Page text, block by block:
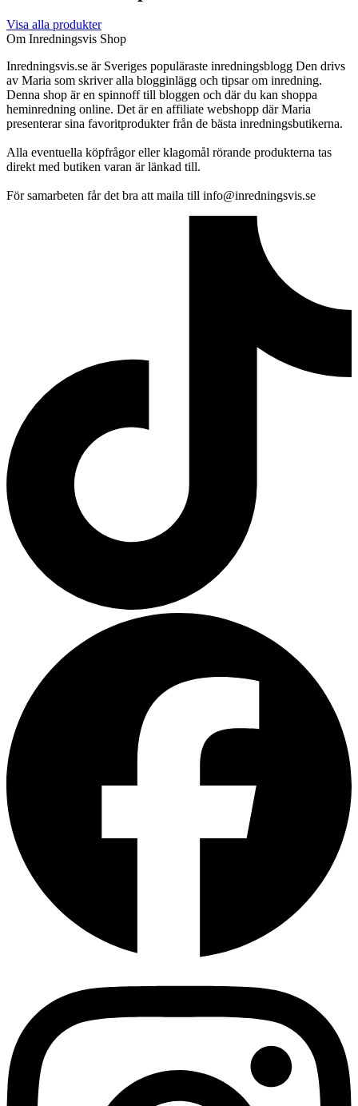
Visa alla produkter
Om Inredningsvis Shop
Inredningsvis.se är Sveriges populäraste inredningsblogg Den drivs
av Maria som skriver alla blogginlägg och tipsar om inredning.
Denna shop är en spinnoff till bloggen och där du kan shoppa
heminredning online. Det är en affiliate webshopp där Maria
presenterar sina favoritprodukter från de bästa inredningsbutikerna.
Alla eventuella köpfrågor eller klagomål rörande produkterna tas
direkt med butiken varan är länkad till.
För samarbeten får det bra att maila till info@inredningsvis.se